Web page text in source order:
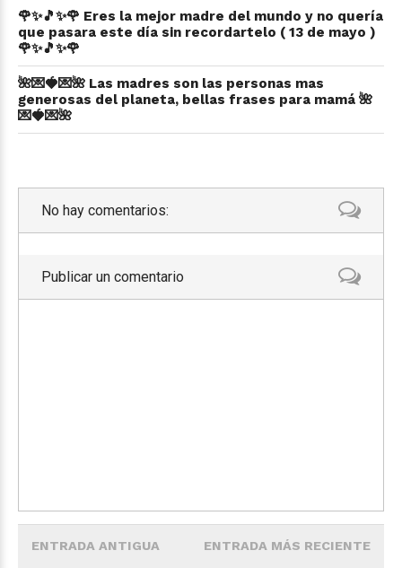
🌹✨🎵✨🌹 Eres la mejor madre del mundo y no quería
que pasara este día sin recordartelo ( 13 de mayo )
🌹✨🎵✨🌹
🌺💌🍓💌🌺 Las madres son las personas mas
generosas del planeta, bellas frases para mamá 🌺
💌🍓💌🌺
No hay comentarios:
Publicar un comentario
ENTRADA MÁS RECIENTE
ENTRADA ANTIGUA